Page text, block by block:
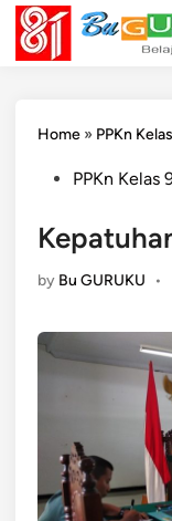
Skip
content
Home » PPKn
PostedPPKn Kelas
by Bu GURUKU •